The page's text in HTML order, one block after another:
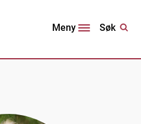
Meny Søk